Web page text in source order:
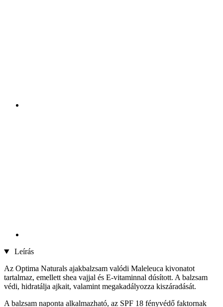
Leírás
Az Optima Naturals ajakbalzsam valódi Maleleuca kivonatot
tartalmaz, emellett shea vajjal és E-vitaminnal dúsított. A balzsam
védi, hidratálja ajkait, valamint megakadályozza kiszáradását.
A balzsam naponta alkalmazható, az SPF 18 fényvédő faktornak